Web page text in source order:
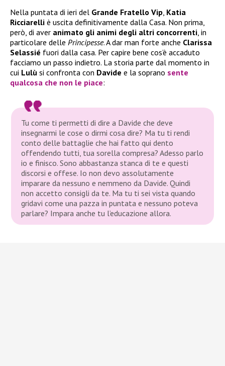
Nella puntata di ieri del Grande Fratello Vip, Katia
Ricciarelli è uscita definitivamente dalla Casa. Non prima,
però, di aver animato gli animi degli altri concorrenti, in
particolare delle Principesse. A dar man forte anche Clarissa
Selassié fuori dalla casa. Per capire bene cos’è accaduto
facciamo un passo indietro. La storia parte dal momento in
cui Lulù si confronta con Davide e la soprano sente
qualcosa che non le piace:
Tu come ti permetti di dire a Davide che deve
insegnarmi le cose o dirmi cosa dire? Ma tu ti rendi
conto delle battaglie che hai fatto qui dento
offendendo tutti, tua sorella compresa? Adesso parlo
io e finisco. Sono abbastanza stanca di te e questi
discorsi e offese. Io non devo assolutamente
imparare da nessuno e nemmeno da Davide. Quindi
non accetto consigli da te. Ma tu ti sei vista quando
gridavi come una pazza in puntata e nessuno poteva
parlare? Impara anche tu l’educazione allora.